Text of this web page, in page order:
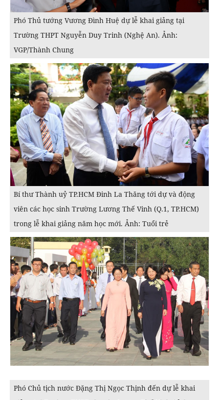
Phó Thủ tướng Vương Đình Huệ dự lễ khai giảng tại
Trường THPT Nguyễn Duy Trinh (Nghệ An). Ảnh:
VGP/Thành Chung
Bí thư Thành uỷ TP.HCM Đinh La Thăng tới dự và động
viên các học sinh Trường Lương Thế Vinh (Q.1, TP.HCM)
trong lễ khai giảng năm học mới. Ảnh: Tuổi trẻ
Phó Chủ tịch nước Đặng Thị Ngọc Thịnh đến dự lễ khai